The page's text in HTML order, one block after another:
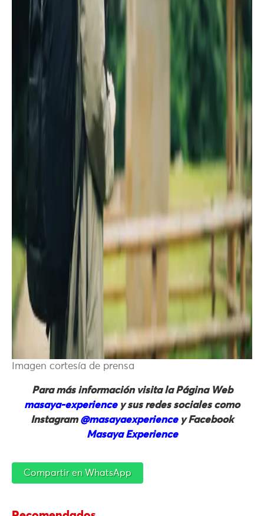
Imagen cortesía de prensa
Para más información visita la Página Web
masaya-experiencey sus redes sociales como
Instagram@masayaexperiencey Facebook
Masaya Experience
Compartir en WhatsApp